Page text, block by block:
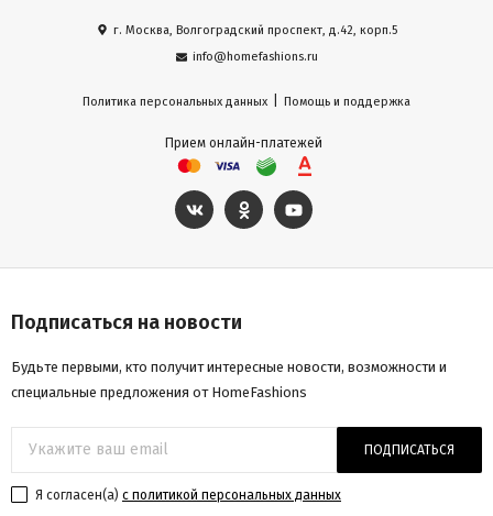
г. Москва, Волгоградский проспект, д.42, корп.5
info@homefashions.ru
Политика персональных данных Помощь и поддержка
Прием онлайн-платежей
Подписаться на новости
Будьте первыми, кто получит интересные новости, возможности и
специальные предложения от HomeFashions
ПОДПИСАТЬСЯ
Я согласен(a) с политикой персональных данных